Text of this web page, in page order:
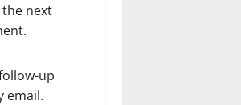
next
up
email.